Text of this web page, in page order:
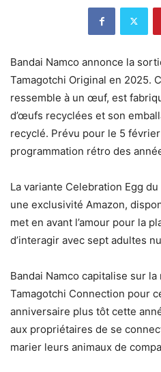
Bandai Namco annonce la
Tamagotchi Original en 2025.
ressemble à un œuf, est
d’œufs recyclées et son
recyclé. Prévu pour le 5
programmation rétro des
La variante Celebration Egg
une exclusivité Amazon,
met en avant l’amour pour la
d’interagir avec sept adultes
Bandai Namco capitalise sur
Tamagotchi Connection pour
anniversaire plus tôt cette
aux propriétaires de se
marier leurs animaux de